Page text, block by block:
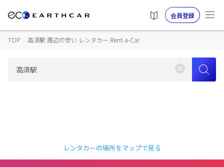
会員登録
TOP › 高須駅 周辺の安い レンタカー Rent-a-Car
レンタカーの場所をマップで見る